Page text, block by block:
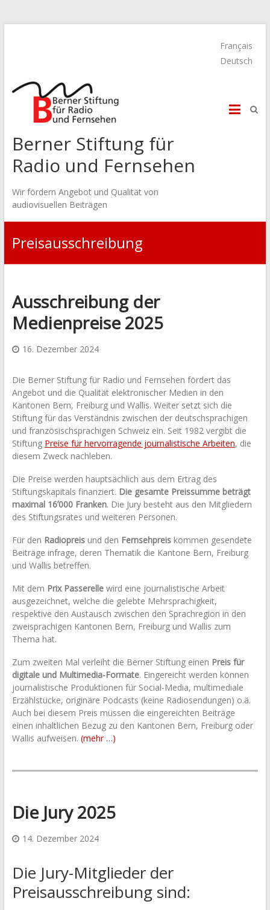
Français
Deutsch
Berner Stiftung für
Radio und Fernsehen
Wir fördern Angebot und Qualität von
audiovisuellen Beiträgen
Preisausschreibung
Ausschreibung der
Medienpreise 2025
16. Dezember 2024
Die Berner Stiftung für Radio und Fernsehen fördert das
Angebot und die Qualität elektronischer Medien in den
Kantonen Bern, Freiburg und Wallis. Weiter setzt sich die
Stiftung für das Verständnis zwischen der deutschsprachigen
und französischsprachigen Schweiz ein. Seit 1982 vergibt die
Stiftung Preise für hervorragende journalistische Arbeiten, die
diesem Zweck nachleben.
Die Preise werden hauptsächlich aus dem Ertrag des
Stiftungskapitals finanziert. Die gesamte Preissumme beträgt
maximal 16ʼ000 Franken. Die Jury besteht aus den Mitgliedern
des Stiftungsrates und weiteren Personen.
Für den Radiopreisund den Fernsehpreiskommen gesendete
Beiträge infrage, deren Thematik die Kantone Bern, Freiburg
und Wallis betreffen.
Mit dem Prix Passerellewird eine journalistische Arbeit
ausgezeichnet, welche die gelebte Mehrsprachigkeit,
respektive den Austausch zwischen den Sprachregion in den
zweisprachigen Kantonen Bern, Freiburg und Wallis zum
Thema hat.
Zum zweiten Mal verleiht die Berner Stiftung einen Preis für
digitale und Multimedia-Formate. Eingereicht werden können
journalistische Produktionen für Social-Media, multimediale
Erzählstücke, originäre Podcasts (keine Radiosendungen) o.ä.
Auch bei diesem Preis müssen die eingereichten Beiträge
einen inhaltlichen Bezug zu den Kantonen Bern, Freiburg oder
Wallis aufweisen. (mehr …)
Die Jury 2025
14. Dezember 2024
Die Jury-Mitglieder der
Preisausschreibung sind: